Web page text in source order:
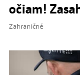
očiam!
Zahraničné